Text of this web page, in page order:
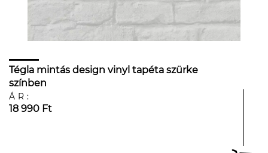
Tégla mintás design vinyl tapéta szürke
színben
ÁR:
18 990 Ft